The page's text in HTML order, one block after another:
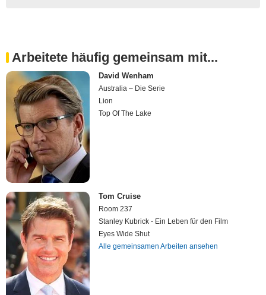
Arbeitete häufig gemeinsam mit...
David Wenham
Australia – Die Serie
Lion
Top Of The Lake
Tom Cruise
Room 237
Stanley Kubrick - Ein Leben für den Film
Eyes Wide Shut
Alle gemeinsamen Arbeiten ansehen